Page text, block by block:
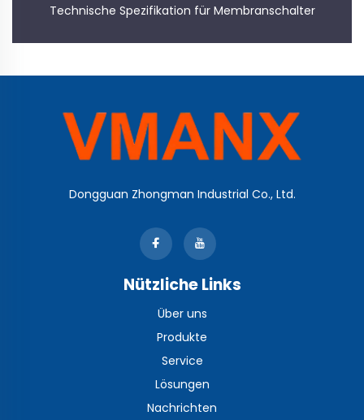
Technische Spezifikation für Membranschalter
Dongguan Zhongman Industrial Co., Ltd.
Nützliche Links
Über uns
Produkte
Service
Lösungen
Nachrichten